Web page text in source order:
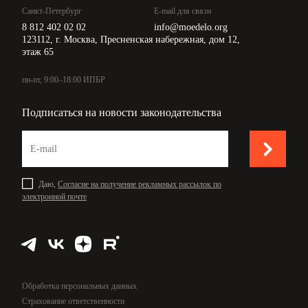
Санкт-Петербург
8 812 402 02 02
E-mail для связи
info@moedelo.org
123112, г. Москва, Пресненская набережная, дом 12,
этаж 65
пн-пт, 9:00–18:00 ИПБР
Подписаться на новости законодательства
Даю, Согласие на получение рекламных рассылок по
электронной почте
Обработка персональных данных
Страхование ответственности